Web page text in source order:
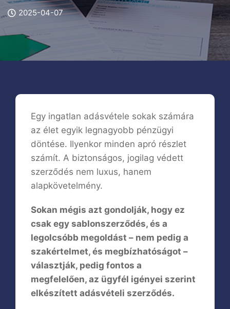
2025-04-07
Egy ingatlan adásvétele sokak számára
az élet egyik legnagyobb pénzügyi
döntése. Ilyenkor minden apró részlet
számít. A biztonságos, jogilag védett
szerződés nem luxus, hanem
alapkövetelmény.
Sokan mégis azt gondolják, hogy ez
csak egy sablonszerződés, és a
legolcsóbb megoldást – nem pedig a
szakértelmet, és megbízhatóságot –
választják, pedig fontos a
megfelelően, az ügyfél igényei szerint
elkészített adásvételi szerződés.